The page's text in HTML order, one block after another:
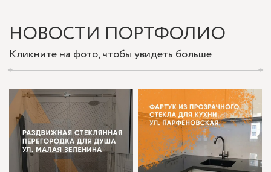
НОВОСТИ ПОРТФОЛИО
Кликните на фото, чтобы увидеть больше